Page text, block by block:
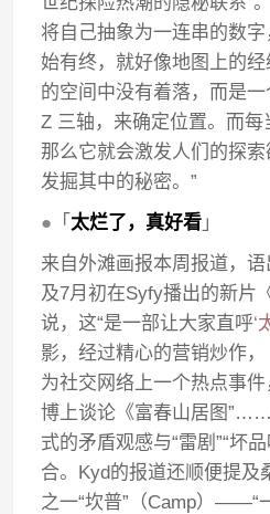
将自己抽象为一连串的数
始有终，就好像地图上的
的空间中没有着落，而是一
Z 三轴，来确定位置。而每
那么它就会激发人们的探
发掘其中的秘密。”
● 「 太烂了，真好看 」
来自外滩画报本周报道，
及7月初在Syfy播出的新片
说，这“是一部让大家直呼‘
影，经过精心的营销炒作
为社交网络上一个热点事
博上谈论《富春山居图”……
式的矛盾观感与“雷剧”“坏
合。Kyd的报道还顺便提及
之一“坎普”（Camp）——“